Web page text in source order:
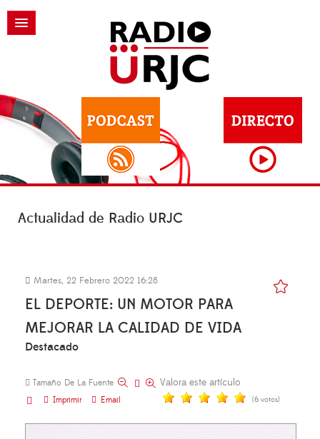
Actualidad de Radio URJC
Martes, 22 Febrero 2022 16:28
EL DEPORTE: UN MOTOR PARA
MEJORAR LA CALIDAD DE VIDA
Destacado
Tamaño De La Fuente
Imprimir
Email
Valora este artículo
(6 votos)